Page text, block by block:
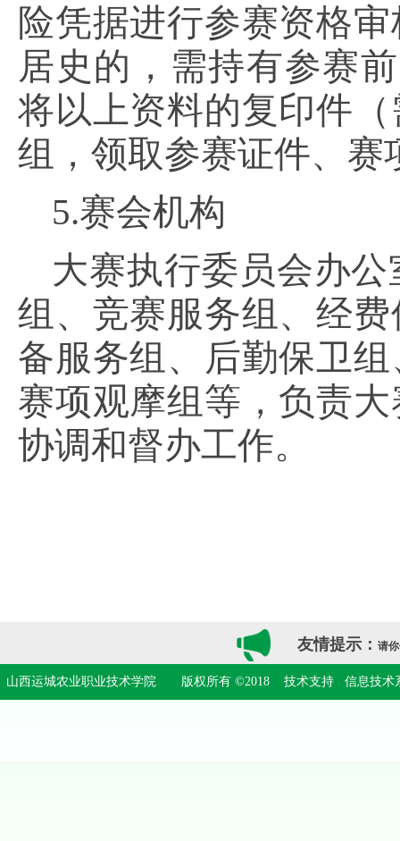
险凭据进行参赛资格
居史的，需持有参赛前
将以上资料的复印件
组，领取参赛证件、赛
5.赛会机构
大赛执行委员会办
组、竞赛服务组、经
备服务组、后勤保卫
赛项观摩组等，负责
协调和督办工作。
友情提示： 请
山西运城农业职业技术学院 版权所有 ©2018 技术支持 信息技术